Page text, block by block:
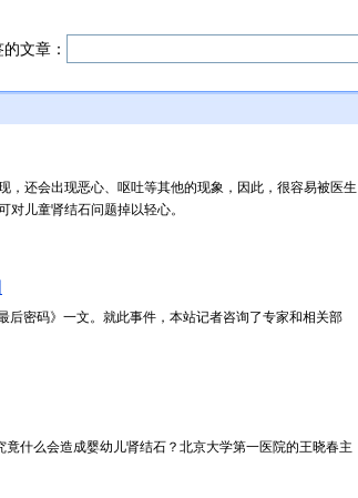
文章：
，还会出现恶心、呕吐等其他的现象，因此，很容易被医生
儿童肾结石问题掉以轻心。
后密码》一文。就此事件，本站记者咨询了专家和相关部
什么会造成婴幼儿肾结石？北京大学第一医院的王晓春主